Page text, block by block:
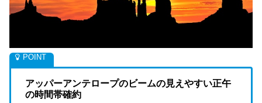
アッパーアンテロープのビームの見えやすい正午
の時間帯確約